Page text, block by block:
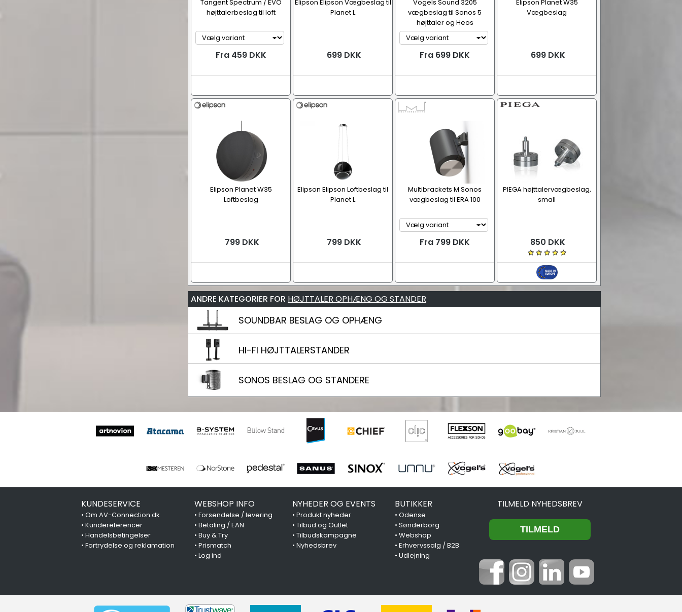
Tangent Spectrum / EVO
højttalerbeslag til loft
Fra 459 DKK
Elipson Elipson Vægbeslag til
Planet L
699 DKK
Vogels Sound 3205
vægbeslag til Sonos 5
højttaler og Heos
Fra 699 DKK
Elipson Planet W35
Vægbeslag
699 DKK
Elipson Planet W35
Loftbeslag
799 DKK
Elipson Elipson Loftbeslag til
Planet L
799 DKK
Multibrackets M Sonos
vægbeslag til ERA 100
Fra 799 DKK
PIEGA højttalervægbeslag,
small
850 DKK
ANDRE KATEGORIER FOR HØJTTALER OPHÆNG OG STANDER
SOUNDBAR BESLAG OG OPHÆNG
HI-FI HØJTTALERSTANDER
SONOS BESLAG OG STANDERE
KUNDESERVICE
• Om AV-Connection.dk
• Kundereferencer
• Handelsbetingelser
• Fortrydelse og reklamation
WEBSHOP INFO
• Forsendelse / levering
• Betaling / EAN
• Buy & Try
• Prismatch
• Log ind
NYHEDER OG EVENTS
• Produkt nyheder
• Tilbud og Outlet
• Tilbudskampagne
• Nyhedsbrev
BUTIKKER
•Odense
•Sønderborg
•Webshop
•Erhvervssalg / B2B
•Udlejning
TILMELD NYHEDSBREV